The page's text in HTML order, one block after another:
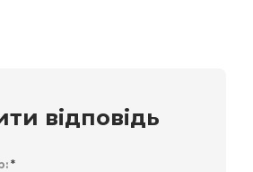
відповідь
*